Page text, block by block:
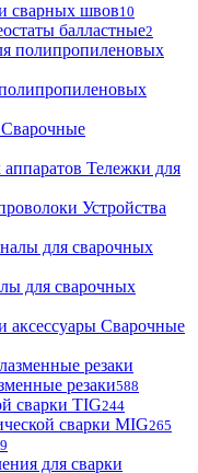
сварных швов10
балластные2
Сварочные
Тележки для
Устройства
для сварочных
Сварочные
резаки588
сварки TIG244
сварки MIG265